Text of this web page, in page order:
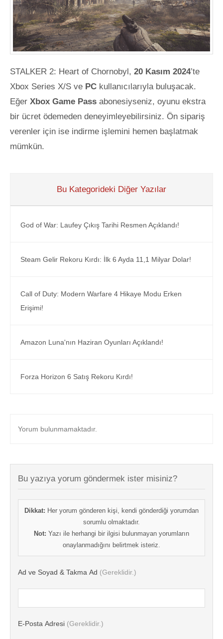
STALKER 2: Heart of Chornobyl, 20 Kasım 2024’te
Xbox Series X/S ve PC kullanıcılarıyla buluşacak.
Eğer Xbox Game Pass abonesiyseniz, oyunu ekstra
bir ücret ödemeden deneyimleyebilirsiniz. Ön sipariş
verenler için ise indirme işlemini hemen başlatmak
mümkün.
Bu Kategorideki Diğer Yazılar
God of War: Laufey Çıkış Tarihi Resmen Açıklandı!
Steam Gelir Rekoru Kırdı: İlk 6 Ayda 11,1 Milyar Dolar!
Call of Duty: Modern Warfare 4 Hikaye Modu Erken
Erişimi!
Amazon Luna'nın Haziran Oyunları Açıklandı!
Forza Horizon 6 Satış Rekoru Kırdı!
Yorum bulunmamaktadır.
Bu yazıya yorum göndermek ister misiniz?
Dikkat: Her yorum gönderen kişi, kendi gönderdiği yorumdan
sorumlu olmaktadır.
Not: Yazı ile herhangi bir ilgisi bulunmayan yorumların
onaylanmadığını belirtmek isteriz.
Ad ve Soyad & Takma Ad (Gereklidir.)
E-Posta Adresi (Gereklidir.)